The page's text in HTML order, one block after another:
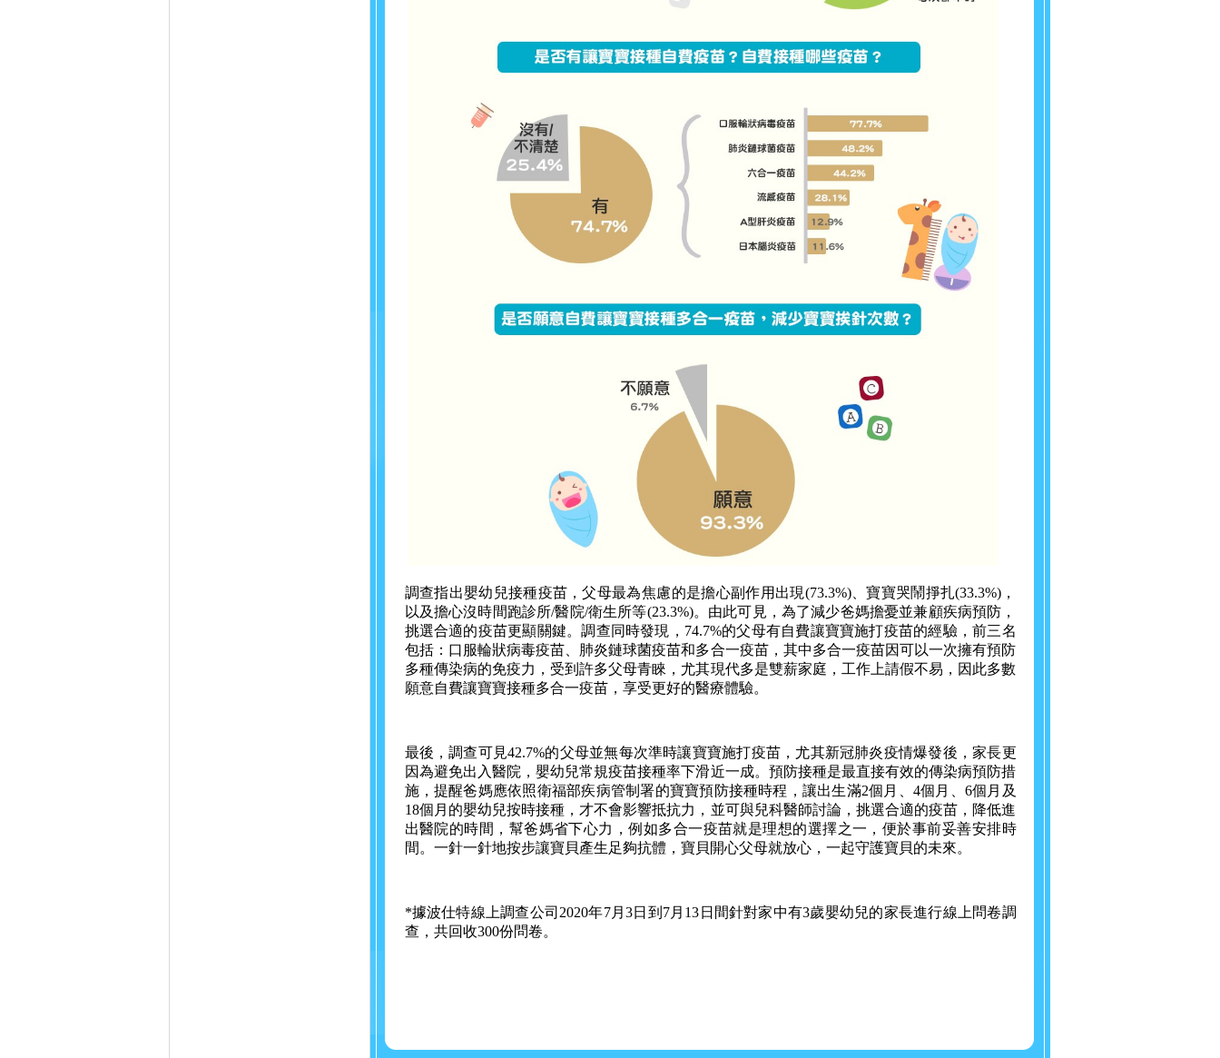
調查指出嬰幼兒接種疫苗，父母最為焦慮的是擔心副作用出現(73.3%)、寶寶哭鬧掙扎(33.3%)，
以及擔心沒時間跑診所/醫院/衛生所等(23.3%)。由此可見，為了減少爸媽擔憂並兼顧疾病預防，
挑選合適的疫苗更顯關鍵。調查同時發現，74.7%的父母有自費讓寶寶施打疫苗的經驗，前三名
包括：口服輪狀病毒疫苗、肺炎鏈球菌疫苗和多合一疫苗，其中多合一疫苗因可以一次擁有預防
多種傳染病的免疫力，受到許多父母青睞，尤其現代多是雙薪家庭，工作上請假不易，因此多數
願意自費讓寶寶接種多合一疫苗，享受更好的醫療體驗。
最後，調查可見42.7%的父母並無每次準時讓寶寶施打疫苗，尤其新冠肺炎疫情爆發後，家長更
因為避免出入醫院，嬰幼兒常規疫苗接種率下滑近一成。預防接種是最直接有效的傳染病預防措
施，提醒爸媽應依照衛福部疾病管制署的寶寶預防接種時程，讓出生滿2個月、4個月、6個月及
18個月的嬰幼兒按時接種，才不會影響抵抗力，並可與兒科醫師討論，挑選合適的疫苗，降低進
出醫院的時間，幫爸媽省下心力，例如多合一疫苗就是理想的選擇之一，便於事前妥善安排時
間。一針一針地按步讓寶貝產生足夠抗體，寶貝開心父母就放心，一起守護寶貝的未來。
*據波仕特線上調查公司2020年7月3日到7月13日間針對家中有3歲嬰幼兒的家長進行線上問卷調
查，共回收300份問卷。